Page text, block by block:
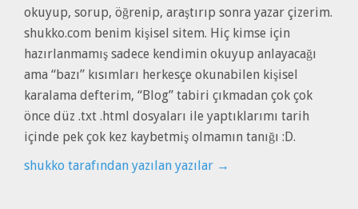
okuyup, sorup, öğrenip, araştırıp sonra yazar çizerim.
shukko.com benim kişisel sitem. Hiç kimse için
hazırlanmamış sadece kendimin okuyup anlayacağı
ama “bazı” kısımları herkesçe okunabilen kişisel
karalama defterim, “Blog” tabiri çıkmadan çok çok
önce düz .txt .html dosyaları ile yaptıklarımı tarih
içinde pek çok kez kaybetmiş olmamın tanığı :D.
shukko tarafından yazılan yazılar →